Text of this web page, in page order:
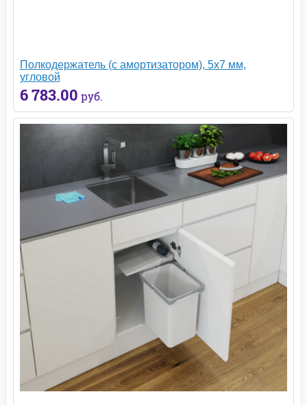
Полкодержатель (с амортизатором), 5х7 мм,
угловой
6 783.00 руб.